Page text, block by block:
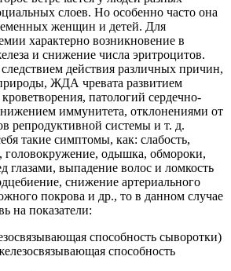
слоев. Но особенно часто она
женщин и детей. Для
характерно возникновение в
и снижение числа эритроцитов.
действия различных причин,
ЖДА чревата развитием
патологий сердечно-
иммунитета, отклонениями от
репродуктивной системы и т. д.
такие симптомы, как: слабость,
головокружение, одышка, обмороки,
глазами, выпадение волос и ломкость
снижение артериального
покрова и др., то в данном случае
на показатели:
способность сыворотки)
способность